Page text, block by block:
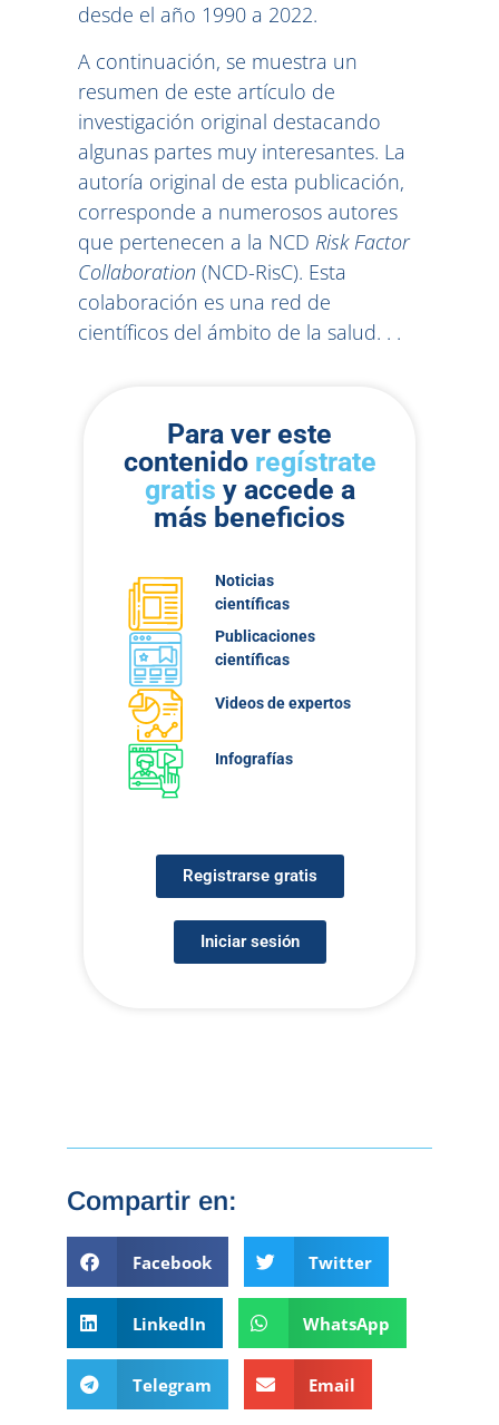
desde el año 1990 a 2022.
A continuación, se muestra un
resumen de este artículo de
investigación original destacando
algunas partes muy interesantes. La
autoría original de esta publicación,
corresponde a numerosos autores
que pertenecen a la NCD Risk Factor
Collaboration (NCD-RisC). Esta
colaboración es una red de
científicos del ámbito de la salud. . .
Para ver este
contenido regístrate
gratis y accede a
más beneficios
Noticias
científicas
Publicaciones
científicas
Videos de expertos
Infografías
Registrarse gratis
Iniciar sesión
Compartir en:
Facebook Twitter
LinkedIn WhatsApp
Telegram Email